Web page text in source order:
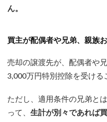
ん。
買主が配偶者や兄弟、親族
売却の譲渡先が、配偶者や
3,000万円特別控除を受ける
ただし、適用条件の兄弟と
って、 生計が別々であれば